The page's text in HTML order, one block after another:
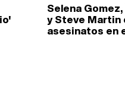
Selena
y Steve Martin
asesinatos en